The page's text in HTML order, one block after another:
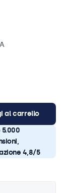
al carrello
4,8/5